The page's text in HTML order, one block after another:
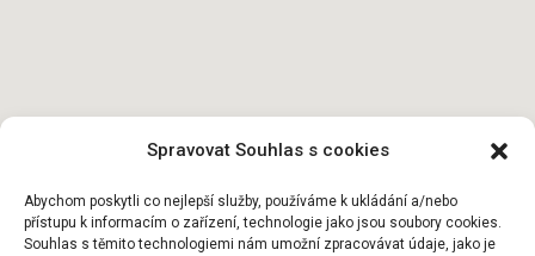
Spravovat Souhlas s cookies
Abychom poskytli co nejlepší služby, používáme k ukládání a/nebo
přístupu k informacím o zařízení, technologie jako jsou soubory cookies.
Souhlas s těmito technologiemi nám umožní zpracovávat údaje, jako je